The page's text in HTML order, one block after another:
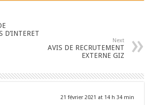
D’INTERET
Next
AVIS DE RECRUTEMENT
EXTERNE GIZ
21 février 2021 at 14 h 34 min